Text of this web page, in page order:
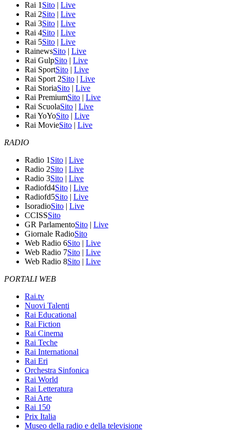
Rai 1 Sito | Live
Rai 2Sito | Live
Rai 3Sito | Live
Rai 4Sito | Live
Rai 5Sito | Live
RainewsSito | Live
Rai GulpSito | Live
Rai SportSito | Live
Rai Sport 2Sito | Live
Rai StoriaSito | Live
Rai PremiumSito | Live
Rai ScuolaSito | Live
Rai YoYoSito | Live
Rai MovieSito | Live
RADIO
Radio 1 Sito | Live
Radio 2Sito | Live
Radio 3Sito | Live
Radiofd4Sito | Live
Radiofd5Sito | Live
IsoradioSito | Live
CCISSSito
GR ParlamentoSito | Live
Giornale RadioSito
Web Radio 6Sito | Live
Web Radio 7Sito | Live
Web Radio 8Sito | Live
PORTALI WEB
Rai.tv
Nuovi Talenti
Rai Educational
Rai Fiction
Rai Cinema
Rai Teche
Rai International
Rai Eri
Orchestra Sinfonica
Rai World
Rai Letteratura
Rai Arte
Rai 150
Prix Italia
Museo della radio e della televisione